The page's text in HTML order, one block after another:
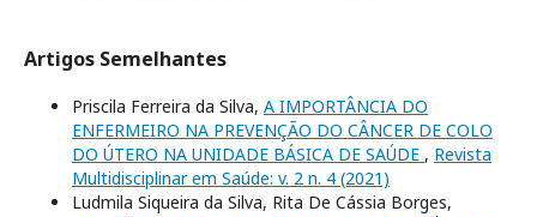
Artigos Semelhantes
Priscila Ferreira da Silva, A IMPORTÂNCIA DO
ENFERMEIRO NA PREVENÇÃO DO CÂNCER DE COLO
DO ÚTERO NA UNIDADE BÁSICA DE SAÚDE , Revista
Multidisciplinar em Saúde: v. 2 n. 4 (2021)
Ludmila Siqueira da Silva, Rita De Cássia Borges,